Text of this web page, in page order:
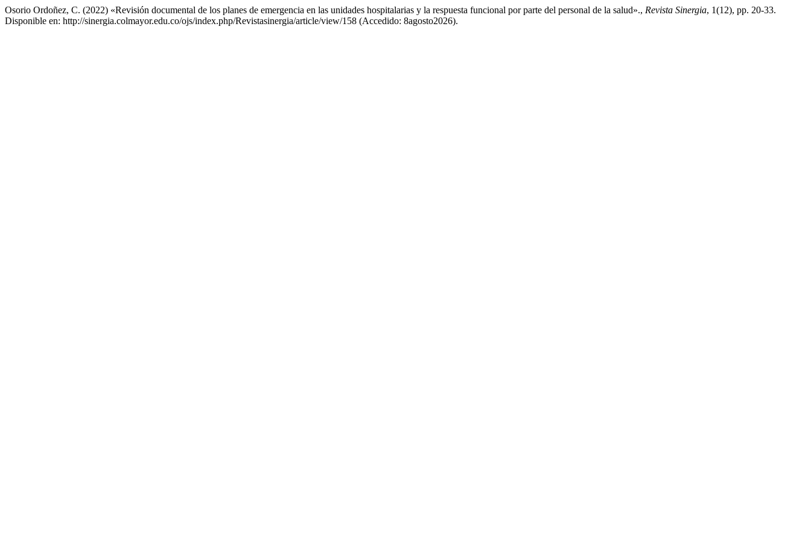
Osorio Ordoñez, C. (2022) «Revisión documental de los planes de emergencia en las unidades hospitalarias y la respuesta funcional por parte del personal de la salud»., Revista Sinergia, 1(12), pp. 20-33.
Disponible en: http://sinergia.colmayor.edu.co/ojs/index.php/Revistasinergia/article/view/158 (Accedido: 8agosto2026).